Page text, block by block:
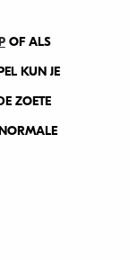
OF ALS
KUN JE
ZOETE